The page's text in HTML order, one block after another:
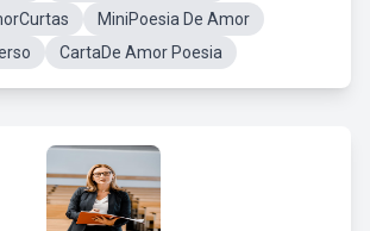
MiniPoesia De Amor
CartaDe Amor Poesia